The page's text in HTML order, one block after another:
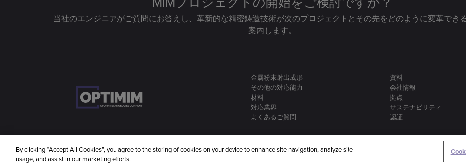
当社のエンジニアがご質問にお答えし、革新的な精密鋳造技術が次のプロジェクトとその先をどのように変革でき
案内します。
金属粉末射出成形
その他の対応能力
材料
対応業界
よくあるご質問
資料
会社情報
拠点
サステナビリティ
認証
©2024 OptiMIM. 無断複写・転載を禁じます OptiMIMは、金属製
By clicking “Accept All Cookies”, you agree to the storing of cookies on your device to enhance site navigation, analyze site
usage, and assist in our marketing efforts.